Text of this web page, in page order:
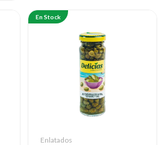
En Stock
Enlatados